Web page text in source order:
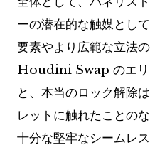
ーの潜在的な触媒とし
要素やより広範な立法
Houdini Swap のエリ
と、本当のロック解除
レットに触れたことの
十分な堅牢なシームレ